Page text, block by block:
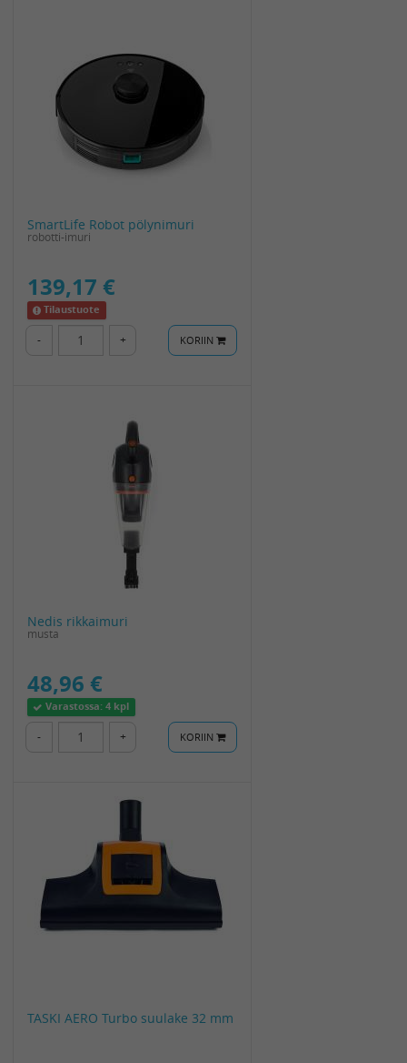
SmartLife Robot pölynimuri
robotti-imuri
139,17 €
Tilaustuote
- + KORIIN
Nedis rikkaimuri
musta
48,96 €
Varastossa:4 kpl
- + KORIIN
TASKI AERO Turbo suulake 32 mm